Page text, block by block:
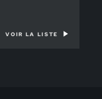
VOIR LA LISTE